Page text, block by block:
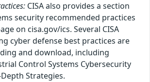
CISA also provides a section
security recommended practices
on cisa.gov/ics. Several CISA
cyber defense best practices are
and download, including
Control Systems Cybersecurity
Strategies.